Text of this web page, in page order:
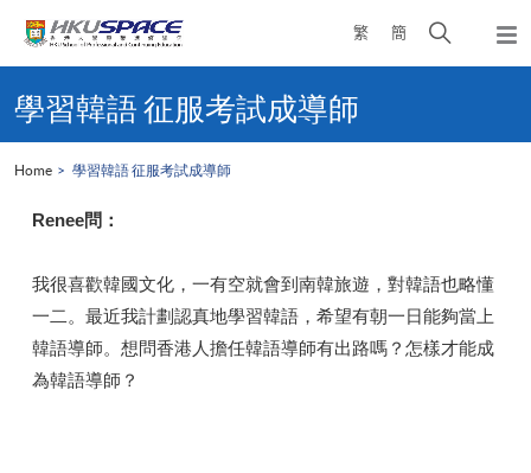
繁 簡
Open
search
content
start學習韓語 征服考試成導師
Home 學習韓語 征服考試成導師
Renee問：
我很喜歡韓國文化，一有空就會到南韓旅遊，對韓語也略懂
一二。最近我計劃認真地學習韓語，希望有朝一日能夠當上
韓語導師。想問香港人擔任韓語導師有出路嗎？怎樣才能成
為韓語導師？